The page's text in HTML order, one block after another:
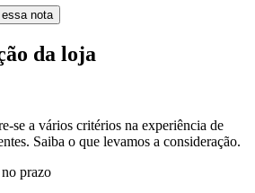
nota
da loja
se a vários critérios na experiência de
Saiba o que levamos a consideração.
prazo